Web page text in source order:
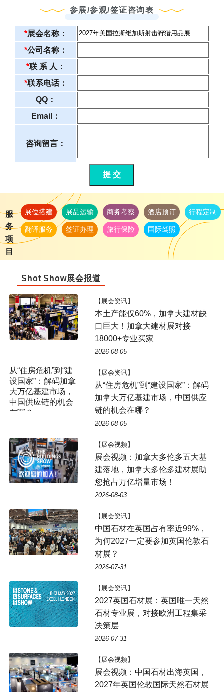
参展/参观/签证咨询表
*展会名称：
*公司名称：
*联 系 人：
*联系电话：
QQ：
Email：
咨询留言：
提 交
服
务
项
目
展位搭建 展品运输 商务考察 酒店预订 行程定制
翻译服务 签证办理 旅行保险 国际驾照
Shot Show展会报道
【展会资讯】
本土产能仅60%，加拿大建材缺
口巨大！加拿大建材展对接
18000+专业买家
2026-08-05
从“住房危机”到“建
设国家”：解码加拿
大万亿基建市场，
中国供应链的机会
在哪？
【展会资讯】
从“住房危机”到“建设国家”：解码
加拿大万亿基建市场，中国供应
链的机会在哪？
2026-08-05
【展会视频】
展会视频：加拿大多伦多五大基
建落地，加拿大多伦多建材展助
您抢占万亿增量市场！
2026-08-03
【展会资讯】
中国石材在英国占有率近99%，
为何2027一定要参加英国伦敦石
材展？
2026-07-31
【展会资讯】
2027英国石材展：英国唯一天然
石材专业展，对接欧洲工程集采
决策层
2026-07-31
【展会视频】
展会视频：中国石材出海英国，
2027年英国伦敦国际天然石材展